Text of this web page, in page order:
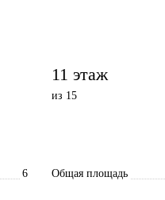
11 этаж
из 15
6 Общая площадь